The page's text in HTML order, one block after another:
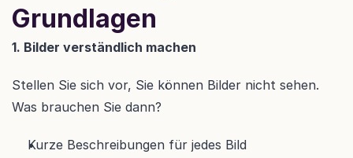
Grundlagen
1. Bilder verständlich machen
Stellen Sie sich vor, Sie können Bilder nicht sehen.
Was brauchen Sie dann?
Kurze Beschreibungen für jedes Bild